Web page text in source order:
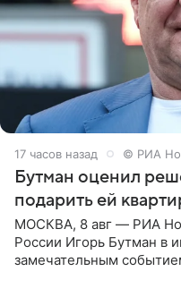
17 часов назад © РИА
Бутман оценил
подарить ей
МОСКВА, 8 авг — РИА
России Игорь Бутман в
замечательным